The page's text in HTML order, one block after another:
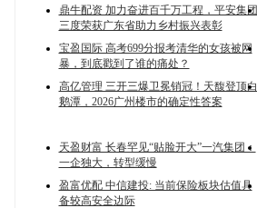
鼎牛配资 加力奋进百千万工程，平安集团
三度荣获广东省助力乡村振兴表彰
宝盈国际 高考699分报考清华的女孩被网
暴，到底戳到了谁的痛处？
高亿管理 三开三爆卫冕销冠！天馥登顶白
鹅潭，2026广州楼市的确定性答案
天盈财富 长春罕见“贴脸开大”一汽集团：
一企独大，转型缓慢
盈富优配 中信建投: 当前保险板块估值具
备较高安全边际